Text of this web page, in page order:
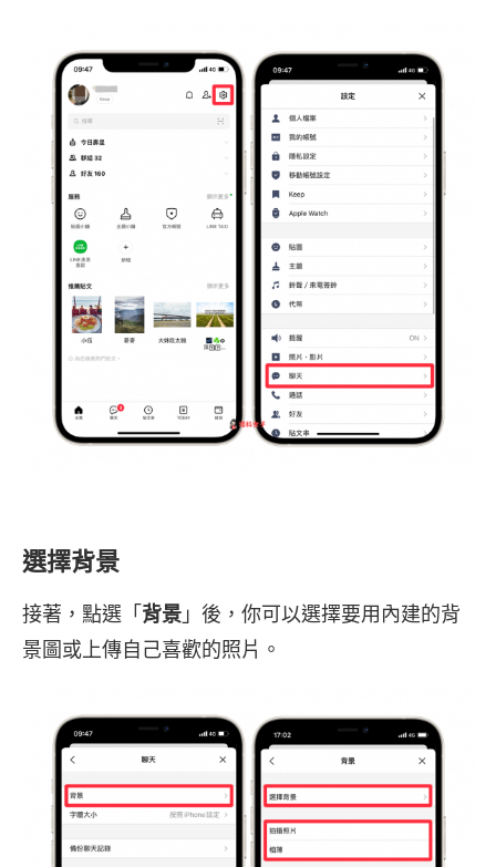
選擇背景
接著，點選「 背景 」後，你可以選擇要用內建的背
景圖或上傳自己喜歡的照片。